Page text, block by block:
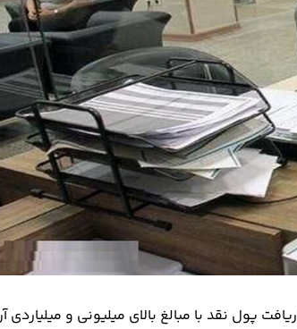
پول نقد با مبالغ بالای میلیونی و میلیاردی